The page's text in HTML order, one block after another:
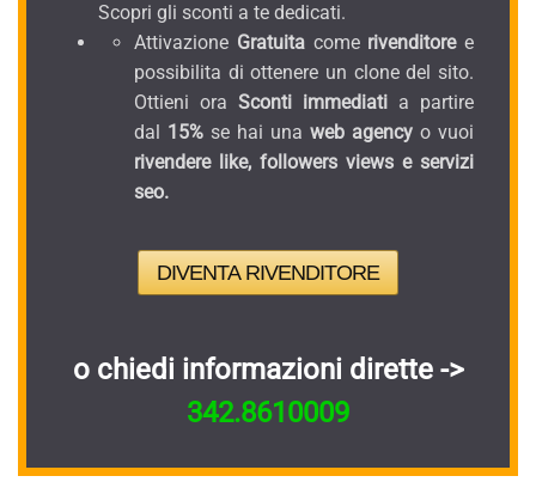
Scopri gli sconti a te dedicati.
Attivazione Gratuitacomerivenditoree
possibilita di ottenere un clone del sito.
Ottieni ora Sconti immediati a partire
dal 15% se hai una web agency o vuoi
rivendere like, followers views e servizi
seo.
DIVENTA RIVENDITORE
o chiedi informazioni dirette ->
342.8610009